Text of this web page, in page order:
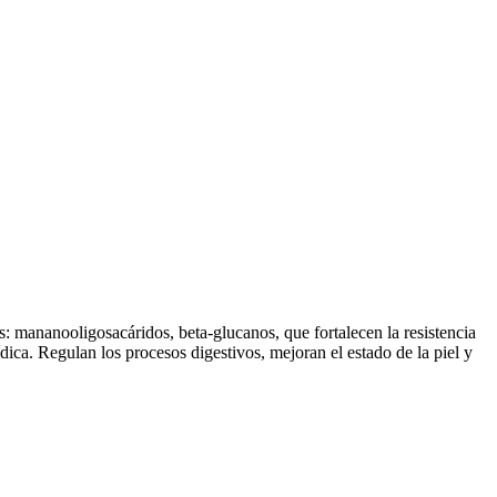
beta-glucanos, que fortalecen la resistencia
Regulan los procesos digestivos, mejoran el estado de la piel y